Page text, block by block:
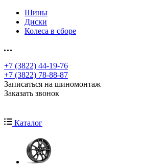
Шины
Диски
Колеса в сборе
+7 (3822) 44-19-76
+7 (3822) 78-88-87
Записаться на шиномонтаж
Заказать звонок
Каталог